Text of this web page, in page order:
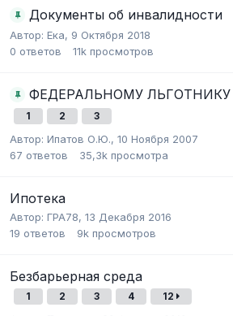
Документы об инвалидности
Автор: Ека, 9 Октября 2018
0 ответов 11k просмотров
ФЕДЕРАЛЬНОМУ ЛЬГОТНИКУ
1 2 3
Автор: Ипатов О.Ю., 10 Ноября 2007
67 ответов 35,3k просмотра
Ипотека
Автор: ГРА78, 13 Декабря 2016
19 ответов 9k просмотров
Безбарьерная среда
1 2 3 4 12